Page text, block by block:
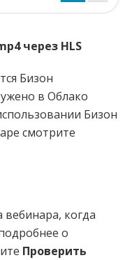
через HLS
Бизон
в Облако
Бизон
смотрите
когда
о
Проверить